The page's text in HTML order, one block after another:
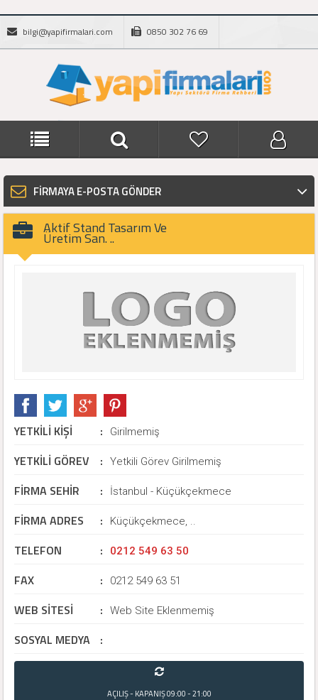
bilgi@yapifirmalari.com 0850 302 76 69
FİRMAYA E-POSTA GÖNDER
Aktif Stand Tasarım Ve
Üretim San. ..
YETKİLİ KİŞİ : Girilmemiş
YETKİLİ GÖREV : Yetkili Görev Girilmemiş
FİRMA SEHİR : İstanbul - Küçükçekmece
FİRMA ADRES : Küçükçekmece, ..
TELEFON : 0212 549 63 50
FAX : 0212 549 63 51
WEB SİTESİ : Web Site Eklenmemiş
SOSYAL MEDYA :
AÇILIŞ - KAPANIŞ09:00 - 21:00